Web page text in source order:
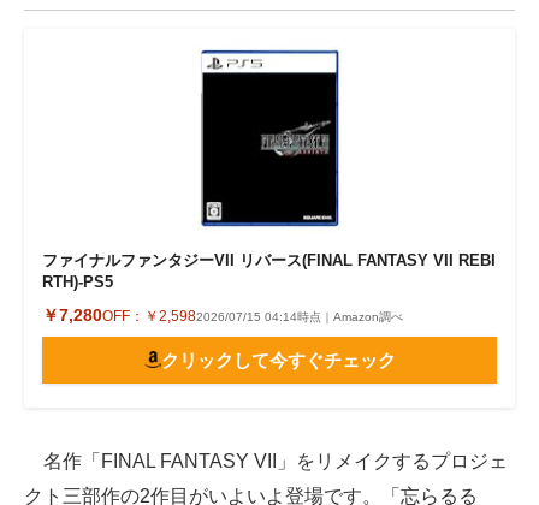
ファイナルファンタジーVII リバース(FINAL FANTASY VII REBI
RTH)-PS5
￥7,280OFF： ￥2,5982026/07/15 04:14時点｜Amazon調べ
クリックして今すぐチェック
名作「FINAL FANTASY VII」をリメイクするプロジェ
クト三部作の2作目がいよいよ登場です。「忘らるる